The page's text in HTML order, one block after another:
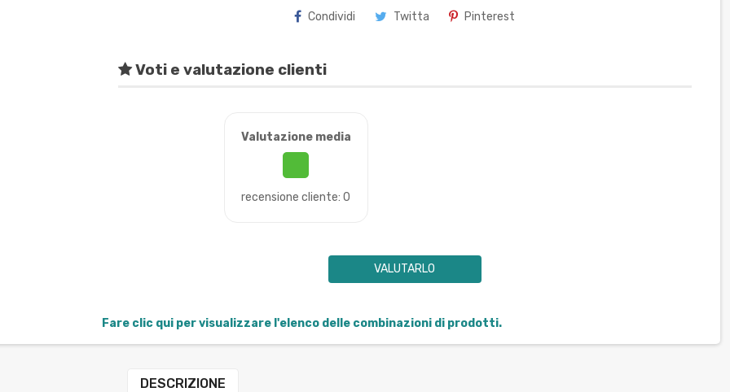
Condividi Twitta Pinterest
Voti e valutazione clienti
Valutazione media
recensione cliente: 0
VALUTARLO
Fare clic qui per visualizzare l'elenco delle combinazioni di prodotti.
DESCRIZIONE